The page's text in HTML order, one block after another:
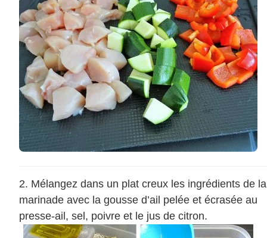
Mélangez dans un plat creux les ingrédients de la
marinade avec la gousse d’ail pelée et écrasée au
presse-ail, sel, poivre et le jus de citron.